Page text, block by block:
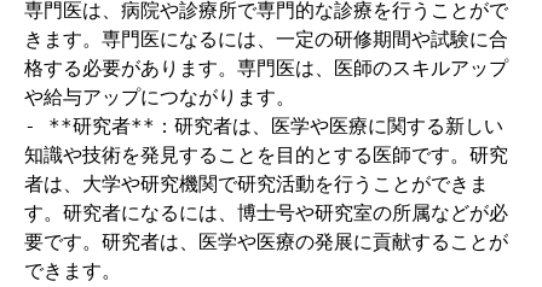
専門医は、病院や診療所で専門的な診療を行うことがで
きます。専門医になるには、一定の研修期間や試験に合
格する必要があります。専門医は、医師のスキルアップ
や給与アップにつながります。
- **研究者**：研究者は、医学や医療に関する新しい
知識や技術を発見することを目的とする医師です。研究
者は、大学や研究機関で研究活動を行うことができま
す。研究者になるには、博士号や研究室の所属などが必
要です。研究者は、医学や医療の発展に貢献することが
できます。